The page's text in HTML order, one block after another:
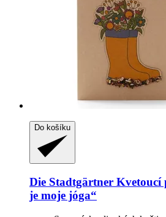
Do košíku
Die Stadtgärtner Kvetoucí
je moje jóga“